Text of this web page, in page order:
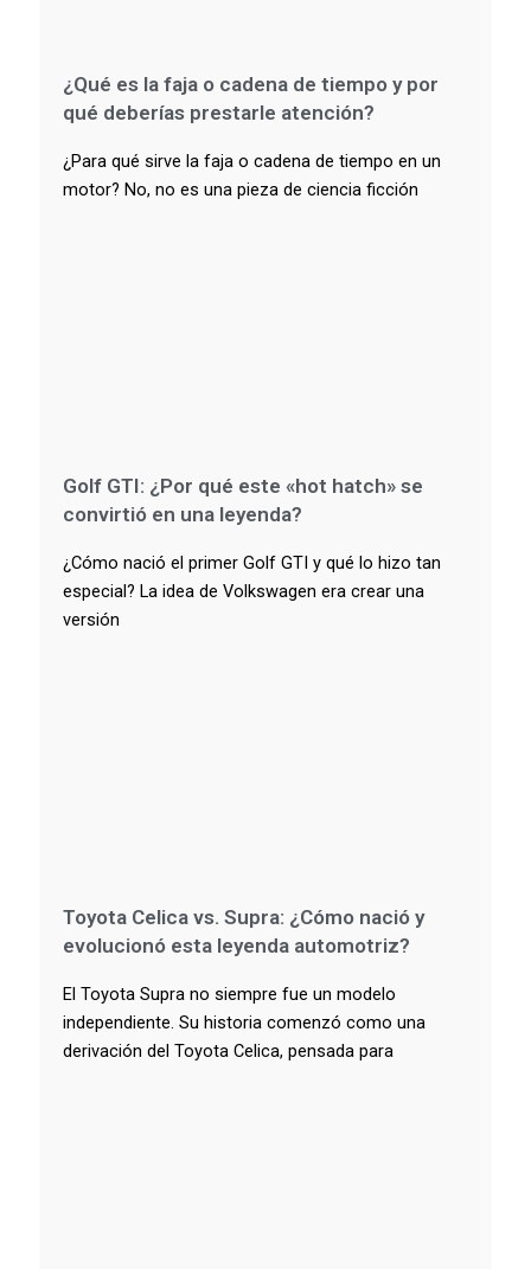
¿Qué es la faja o cadena de tiempo y por
qué deberías prestarle atención?
¿Para qué sirve la faja o cadena de tiempo en un
motor? No, no es una pieza de ciencia ficción
Golf GTI: ¿Por qué este «hot hatch» se
convirtió en una leyenda?
¿Cómo nació el primer Golf GTI y qué lo hizo tan
especial? La idea de Volkswagen era crear una
versión
Toyota Celica vs. Supra: ¿Cómo nació y
evolucionó esta leyenda automotriz?
El Toyota Supra no siempre fue un modelo
independiente. Su historia comenzó como una
derivación del Toyota Celica, pensada para